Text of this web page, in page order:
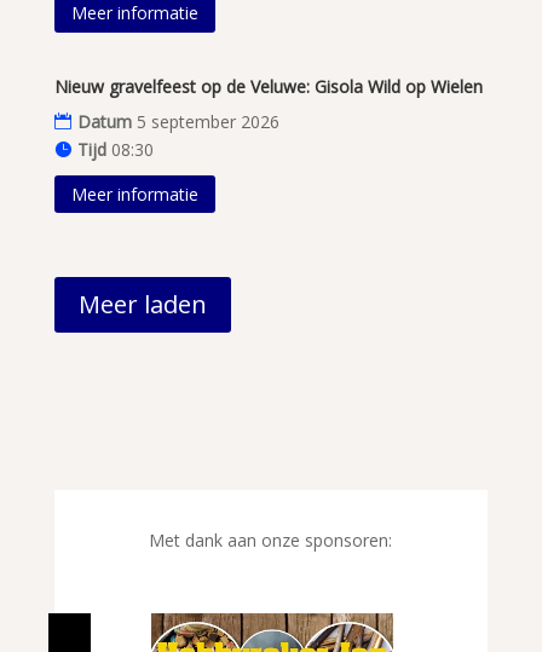
Meer informatie
Nieuw gravelfeest op de Veluwe: Gisola Wild op Wielen
Datum 5 september 2026
Tijd 08:30
Meer informatie
Meer laden
Met dank aan onze sponsoren: